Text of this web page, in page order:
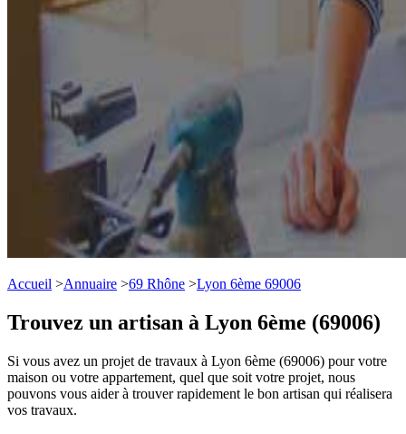
Accueil >Annuaire >69 Rhône >Lyon 6ème 69006
Trouvez un artisan à Lyon 6ème (69006)
Si vous avez un projet de travaux à Lyon 6ème (69006) pour votre
maison ou votre appartement, quel que soit votre projet, nous
pouvons vous aider à trouver rapidement le bon artisan qui réalisera
vos travaux.